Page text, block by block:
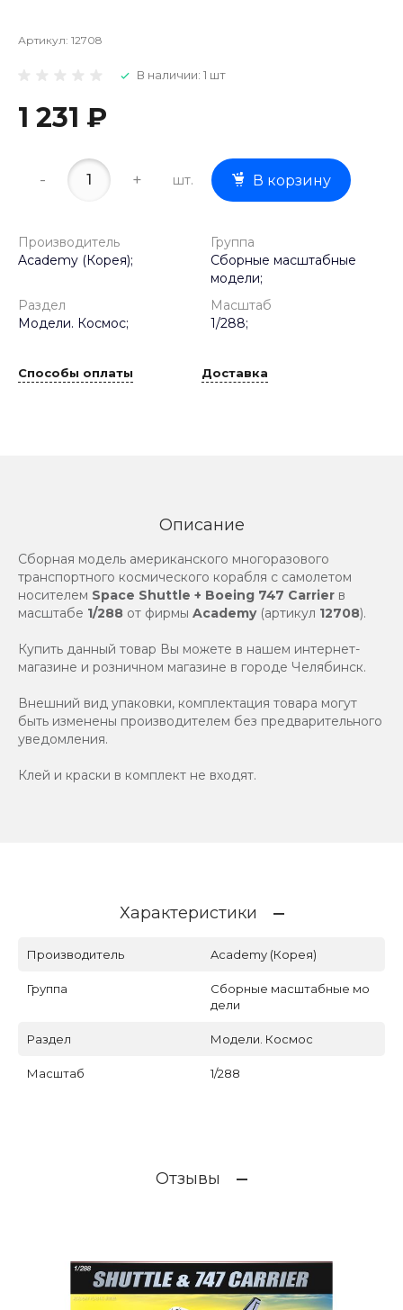
Артикул: 12708
В наличии: 1 шт
1 231 ₽
- + шт. В корзину
Производитель
Academy (Корея);
Группа
Сборные масштабные
модели;
Раздел
Модели. Космос;
Масштаб
1/288;
Способы оплаты Доставка
Описание
Сборная модель американского многоразового
транспортного космического корабля с самолетом
носителем Space Shuttle + Boeing 747 Carrier в
масштабе 1/288 от фирмы Academy(артикул 12708).
Купить данный товар Вы можете в нашем интернет-
магазине и розничном магазине в городе Челябинск.
Внешний вид упаковки, комплектация товара могут
быть изменены производителем без предварительного
уведомления.
Клей и краски в комплект не входят.
Характеристики
Производитель Academy (Корея)
Группа
Сборные масштабные мо
дели
Раздел Модели. Космос
Масштаб 1/288
Отзывы